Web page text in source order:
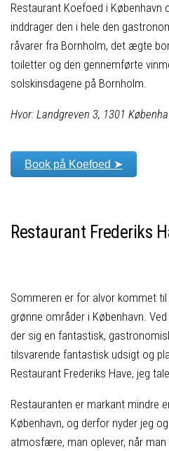
Restaurant Koefoed i København
inddrager den i hele den
råvarer fra Bornholm, det ægte
toiletter og den gennemførte
solskinsdagene på Bornholm.
Hvor: Landgreven 3, 1301
Book på Koefoed ➤
Restaurant Frederiks
Sommeren er for alvor kommet
grønne områder i København.
der sig en fantastisk,
tilsvarende fantastisk udsigt og
Restaurant Frederiks Have, jeg
Restauranten er markant mindre
København, og derfor nyder jeg
atmosfære, man oplever, når